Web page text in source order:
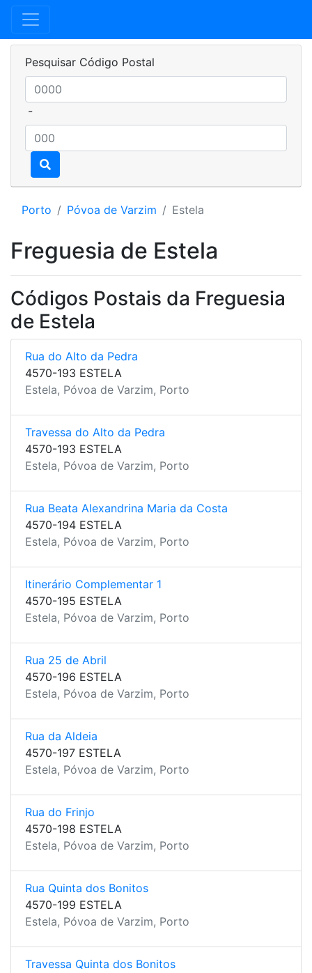
Pesquisar Código Postal
-
Porto Póvoa de Varzim Estela
Freguesia de Estela
Códigos Postais da Freguesia
de Estela
Rua do Alto da Pedra
4570-193 ESTELA
Estela, Póvoa de Varzim, Porto
Travessa do Alto da Pedra
4570-193 ESTELA
Estela, Póvoa de Varzim, Porto
Rua Beata Alexandrina Maria da Costa
4570-194 ESTELA
Estela, Póvoa de Varzim, Porto
Itinerário Complementar 1
4570-195 ESTELA
Estela, Póvoa de Varzim, Porto
Rua 25 de Abril
4570-196 ESTELA
Estela, Póvoa de Varzim, Porto
Rua da Aldeia
4570-197 ESTELA
Estela, Póvoa de Varzim, Porto
Rua do Frinjo
4570-198 ESTELA
Estela, Póvoa de Varzim, Porto
Rua Quinta dos Bonitos
4570-199 ESTELA
Estela, Póvoa de Varzim, Porto
Travessa Quinta dos Bonitos